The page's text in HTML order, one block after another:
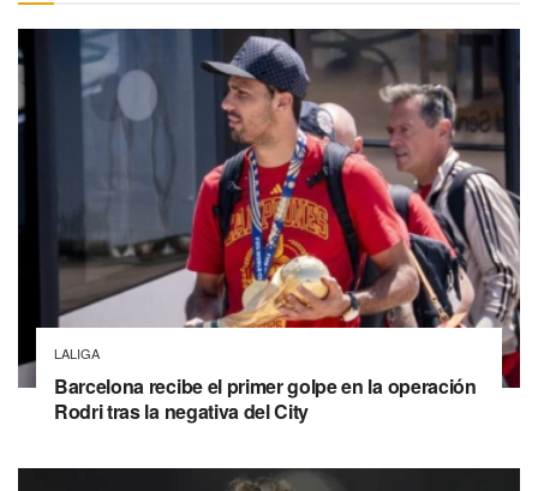
LALIGA
Barcelona recibe el primer golpe en la operación
Rodri tras la negativa del City